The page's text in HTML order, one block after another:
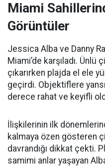
Miami
Görüntüler
Jessica Alba ve Danny
Miami’de karşıladı. Ünlü
çıkarırken plajda el ele
geçirdi. Objektiflere
derece rahat ve keyifli
İlişkilerinin ilk
kalmaya özen gösteren
davrandığı dikkat çekti.
samimi anlar yaşayan